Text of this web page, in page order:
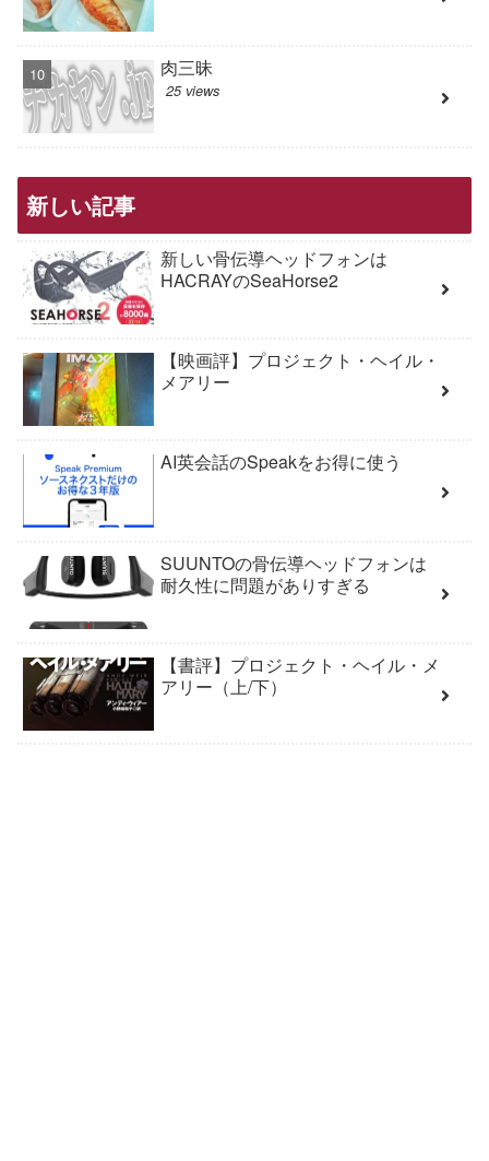
肉三昧
25 views
新しい記事
新しい骨伝導ヘッドフォンは
HACRAYのSeaHorse2
【映画評】プロジェクト・ヘイル・
メアリー
AI英会話のSpeakをお得に使う
SUUNTOの骨伝導ヘッドフォンは
耐久性に問題がありすぎる
【書評】プロジェクト・ヘイル・メ
アリー（上/下）